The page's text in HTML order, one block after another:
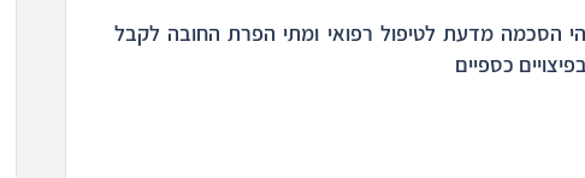
הסכמה מדעת לטיפול רפואי ומתי הפרת החובה לקבל
כספיים